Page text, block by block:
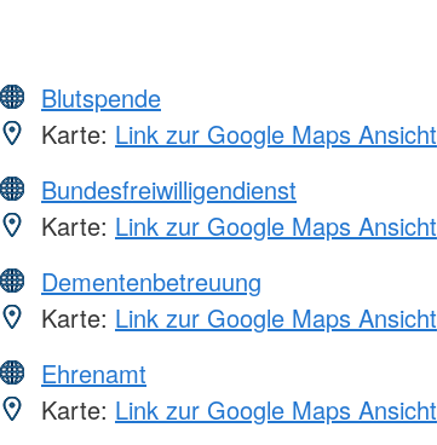
Blutspende
Karte: Link zur Google Maps Ansicht
Bundesfreiwilligendienst
Karte: Link zur Google Maps Ansicht
Dementenbetreuung
Karte: Link zur Google Maps Ansicht
Ehrenamt
Karte: Link zur Google Maps Ansicht